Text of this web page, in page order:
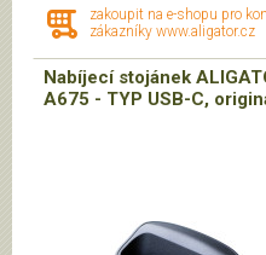
zakoupit na e-shopu pro
zákazníky www.aligator.cz
Nabíjecí stojánek
A675 - TYP USB-C,